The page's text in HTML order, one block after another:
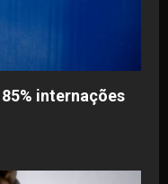
internações